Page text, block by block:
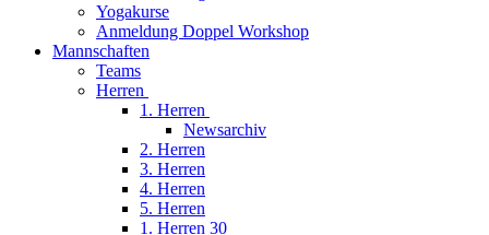
Yogakurse
Anmeldung Doppel Workshop
Mannschaften
Teams
Herren
1. Herren
Newsarchiv
2. Herren
3. Herren
4. Herren
5. Herren
1. Herren 30